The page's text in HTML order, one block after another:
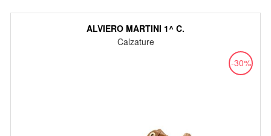
ALVIERO MARTINI 1^ C.
Calzature
-30%